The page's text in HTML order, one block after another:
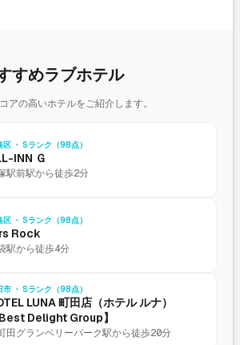
すめラブホテル
アの高いホテルをご紹介します。
区 ・ Sランク（98点）
INN Ｇ
駅前駅から徒歩2分
区 ・ Sランク（98点）
Rock
駅から徒歩4分
市 ・ Sランク（98点）
LUNA 町田店（ホテル ルナ）
Best Delight Group】
田グランベリーパーク駅から徒歩20分